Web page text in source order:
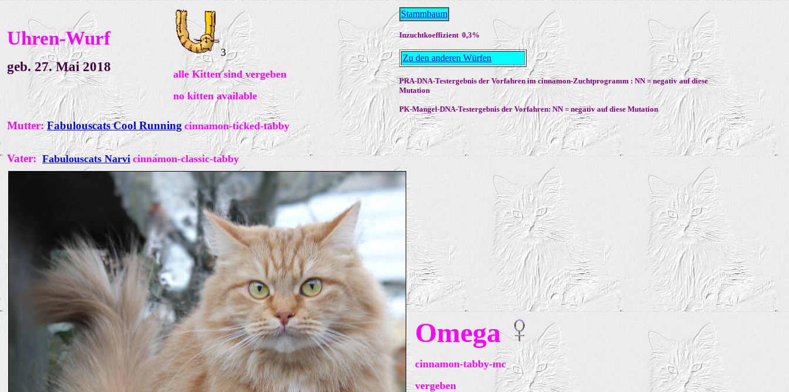
Uhren-Wurf
geb. 27. Mai 2018
3
alle Kitten sind vergeben
nokitten available
Stammbaum
Inzuchtkoeffizient 0,3%
Zu den anderen Würfen
PRA-DNA-Testergebnis der Vorfahren im cinnamon-Zuchtprogramm : NN = negativ auf diese
Mutation
PK-Mangel-DNA-Testergebnis der Vorfahren: NN = negativ auf diese Mutation
Mutter:Fabulouscats Cool Running cinnamon-ticked-tabby
Vater:Fabulouscats Narvi cinnamon-classic-tabby
Omega
cinnamon-tabby-mc
vergeben